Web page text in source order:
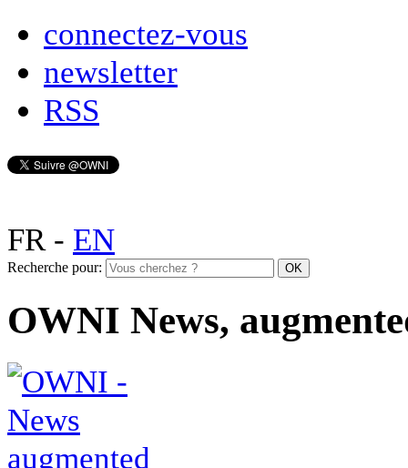
connectez-vous
newsletter
RSS
FR- EN
Recherche pour:
OWNI News,